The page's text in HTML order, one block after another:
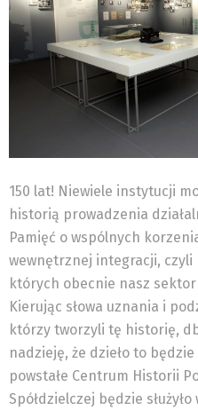
150 lat! Niewiele instytucji
historią prowadzenia
Pamięć o wspólnych
wewnętrznej integracji,
których obecnie nasz
Kierując słowa uznania i
którzy tworzyli tę historię,
nadzieję, że dzieło to
powstałe Centrum Historii
Spółdzielczej będzie